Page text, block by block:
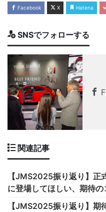
Facebook X Hatena
SNSでフォローする
関連記事
【JMS2025振り返り】正
に登場してほしい、期待の
【JMS2025振り返り】期